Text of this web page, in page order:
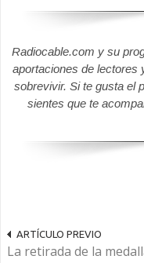
Radiocable.com y su
aportaciones de lectores
sobrevivir. Si te gusta el
sientes que te
ARTÍCULO PREVIO
La retirada de la